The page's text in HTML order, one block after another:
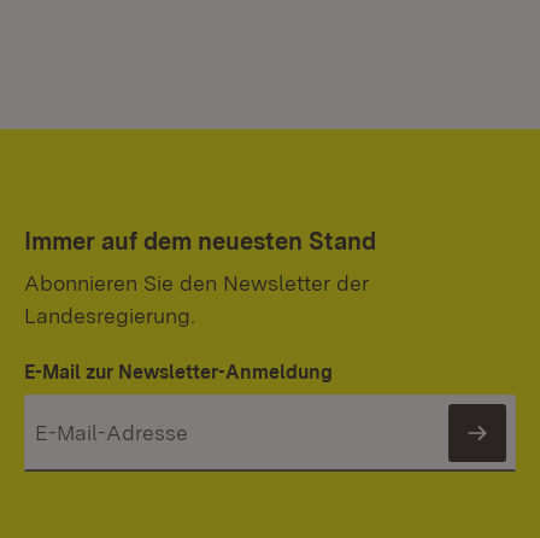
Immer auf dem neuesten Stand
Abonnieren Sie den Newsletter der
Landesregierung.
E-Mail zur Newsletter-Anmeldung